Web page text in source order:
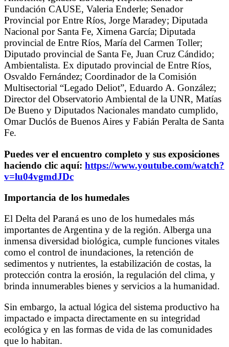
Fundación CAUSE, Valeria Enderle; Senador
Provincial por Entre Ríos, Jorge Maradey; Diputada
Nacional por Santa Fe, Ximena García; Diputada
provincial de Entre Ríos, María del Carmen Toller;
Diputado provincial de Santa Fe, Juan Cruz Cándido;
Ambientalista. Ex diputado provincial de Entre Ríos,
Osvaldo Fernández; Coordinador de la Comisión
Multisectorial “Legado Deliot”, Eduardo A. González;
Director del Observatorio Ambiental de la UNR, Matías
De Bueno y Diputados Nacionales mandato cumplido,
Omar Duclós de Buenos Aires y Fabián Peralta de Santa
Fe.
Puedes ver el encuentro completo y sus exposiciones
haciendo clic aquí: https://www.youtube.com/watch?
v=lu04vgmdJDc
Importancia de los humedales
El Delta del Paraná es uno de los humedales más
importantes de Argentina y de la región. Alberga una
inmensa diversidad biológica, cumple funciones vitales
como el control de inundaciones, la retención de
sedimentos y nutrientes, la estabilización de costas, la
protección contra la erosión, la regulación del clima, y
brinda innumerables bienes y servicios a la humanidad.
Sin embargo, la actual lógica del sistema productivo ha
impactado e impacta directamente en su integridad
ecológica y en las formas de vida de las comunidades
que lo habitan.